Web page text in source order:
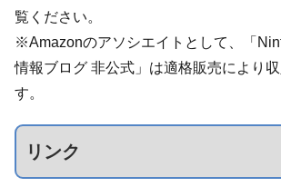
覧ください。
※Amazonのアソシエイトとして、「
情報ブログ 非公式」は適格販売により
す。
リンク